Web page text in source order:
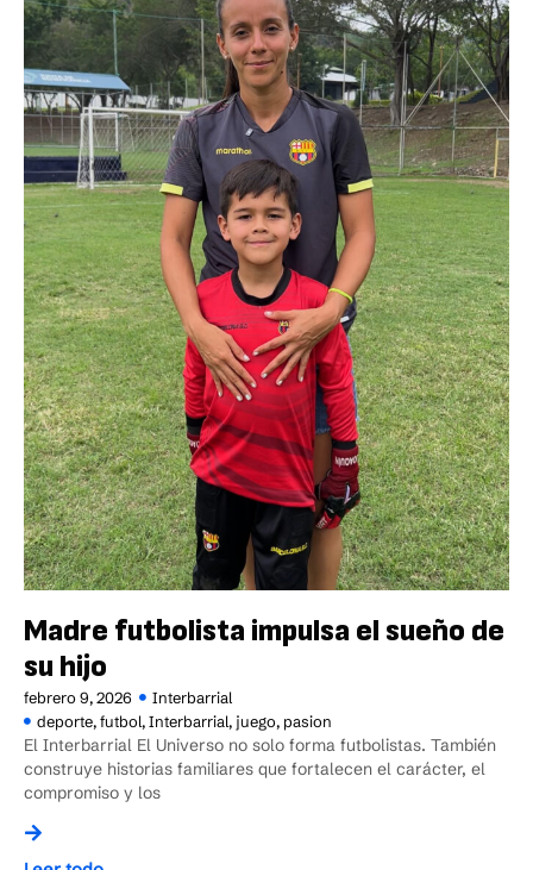
Madre futbolista impulsa el sueño de
su hijo
febrero 9, 2026
Interbarrial
deporte,futbol,Interbarrial, juego, pasion
El Interbarrial El Universo no solo forma futbolistas. También
construye historias familiares que fortalecen el carácter, el
compromiso y los